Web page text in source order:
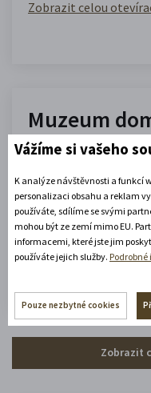
Zobrazit celou
Muzeum
hraček
10.00 - 16.00
(platné od 1. 7. 2026
Zobrazit celou
Zobrazit
Vážíme si vašeho
K analýze návštěvnosti a funkcí
personalizaci obsahu a reklam
používáte, sdílíme se svými
mohou být ze zemí mimo EU.
informacemi, které jste jim
používáte jejich služby.
Pouze nezbytné cookies